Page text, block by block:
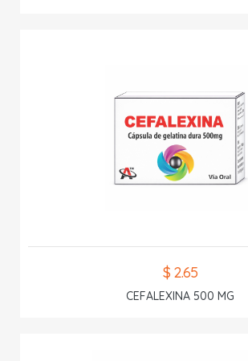
$ 2.65
CEFALEXINA 500 MG